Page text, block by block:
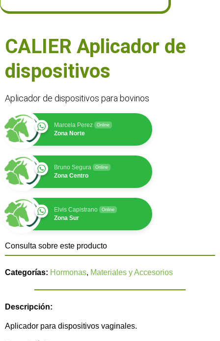
CALIER Aplicador de
dispositivos
Aplicador de dispositivos para bovinos
Marcela Perez Online
Zona Norte
Bruno Segura Online
Zona Centro
Elvis Capistrano Online
Zona Sur
Consulta sobre este producto
Categorías: Hormonas, Materiales y Accesorios
Descripción:
Aplicador para dispositivos vaginales.